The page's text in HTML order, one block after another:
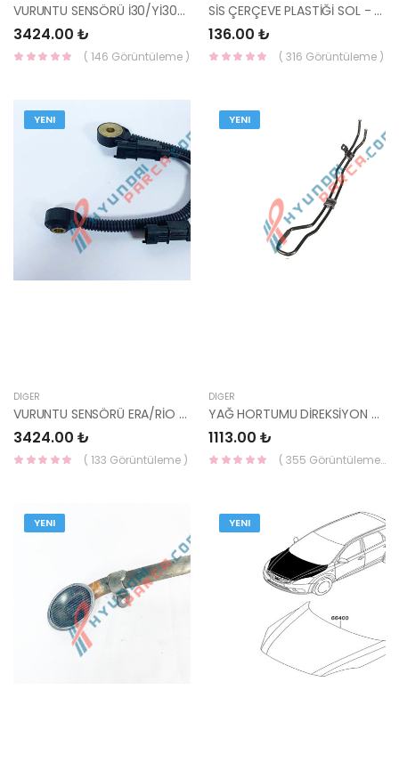
VURUNTU SENSÖRÜ İ30/Yİ30/BLUE/ELANTRA 11/CERATO 10-/İX35 BENZİN 39250-2B000-HMC
3424.00 ₺
( 146 Görüntüleme )
SİS ÇERÇEVE PLASTİĞİ SOL - YUVARLAK İ10 2008-2011 86581-0X000-HMC
136.00 ₺
( 316 Görüntüleme )
YENI
DIĞER
VURUNTU SENSÖRÜ ERA/RİO BEN 39250-26900-HMC
3424.00 ₺
( 133 Görüntüleme )
YENI
DIĞER
YAĞ HORTUMU DİREKSİYON SOĞUTMA ERA 57540-1E000-HMC
1113.00 ₺
( 355 Görüntüleme )
YENI YENI